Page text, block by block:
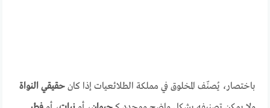
باختصار، يُصنّف المخلوق في مملكة الطلائعيات إذا كانحقيقي النواة